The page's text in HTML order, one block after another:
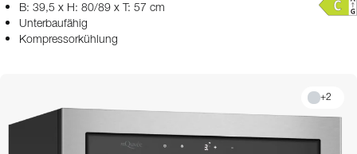
B: 39,5 x H: 80/89 x T: 57 cm
Unterbaufähig
Kompressorkühlung
+2